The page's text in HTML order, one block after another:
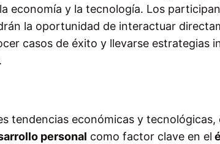
economía y la tecnología. Los
la oportunidad de interactuar
casos de éxito y llevarse estrategias
tendencias económicas y tecnológicas,
personal como factor clave en el